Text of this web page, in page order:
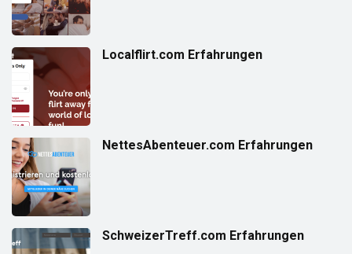
Localflirt.com Erfahrungen
NettesAbenteuer.com Erfahrungen
SchweizerTreff.com Erfahrungen